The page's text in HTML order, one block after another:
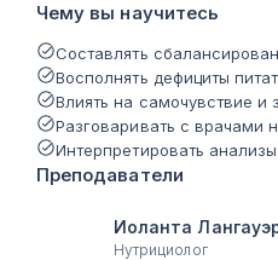
Чему вы научитесь
Составлять
Восполнять дефициты
Влиять на самочувствие и
Разговаривать с врачами
Интерпретировать анализы
Преподаватели
Иоланта
Нутрициолог